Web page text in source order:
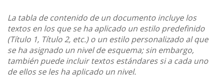
La tabla de contenido de un documento incluye los
textos en los que se ha aplicado un estilo predefinido
(Título 1, Título 2, etc.) o un estilo personalizado al que
se ha asignado un nivel de esquema; sin embargo,
también puede incluir textos estándares si a cada uno
de ellos se les ha aplicado un nivel.